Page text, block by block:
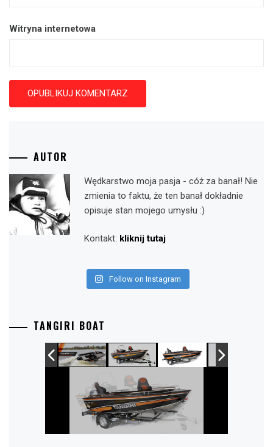
Witryna internetowa
AUTOR
Wędkarstwo moja pasja - cóż za banał! Nie
zmienia to faktu, że ten banał dokładnie
opisuje stan mojego umysłu :)
Kontakt: kliknij tutaj
Follow on Instagram
TANGIRI BOAT